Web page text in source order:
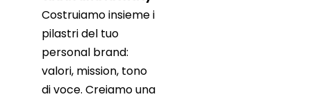
Costruiamo insieme i
pilastri del tuo
personal brand:
valori, mission, tono
di voce. Creiamo una